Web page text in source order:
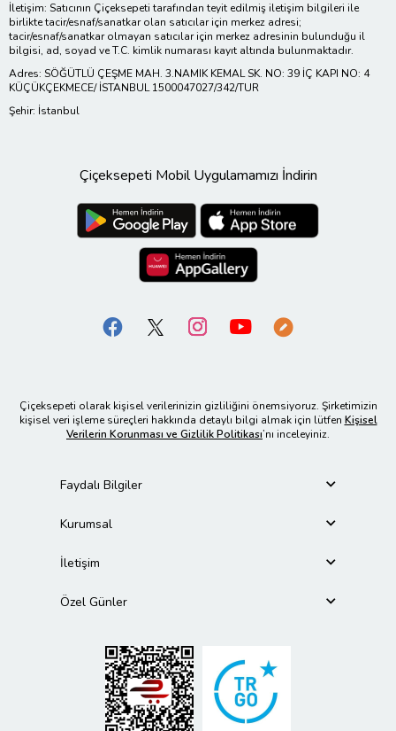
İletişim: Satıcının Çiçeksepeti tarafından teyit edilmiş iletişim bilgileri ile
birlikte tacir/esnaf/sanatkar olan satıcılar için merkez adresi;
tacir/esnaf/sanatkar olmayan satıcılar için merkez adresinin bulunduğu il
bilgisi, ad, soyad ve T.C. kimlik numarası kayıt altında bulunmaktadır.
Adres: SÖĞÜTLÜ ÇEŞME MAH. 3.NAMIK KEMAL SK. NO: 39 İÇ KAPI NO: 4
KÜÇÜKÇEKMECE/ İSTANBUL 1500047027/342/TUR
Şehir: İstanbul
Çiçeksepeti Mobil Uygulamamızı İndirin
Çiçeksepeti olarak kişisel verilerinizin gizliliğini önemsiyoruz. Şirketimizin
kişisel veri işleme süreçleri hakkında detaylı bilgi almak için lütfen Kişisel
Verilerin Korunması ve Gizlilik Politikası’nı inceleyiniz.
Faydalı Bilgiler
Kurumsal
İletişim
Özel Günler